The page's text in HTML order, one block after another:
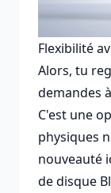
Flexibilité
Alors, tu
demandes
C'est une
physiques
nouveauté
de disque